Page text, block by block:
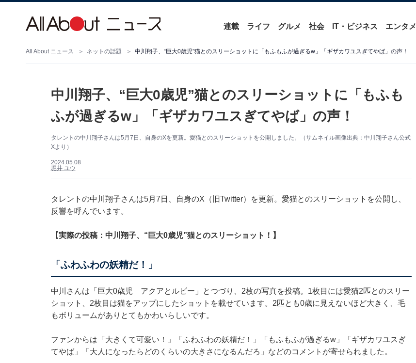
連載 ライフ グルメ 社会 IT・ビジネス エンタメ
All About ニュース ネットの話題 中川翔子、“巨大0歳児”猫とのスリーショットに「もふもふが過ぎるw」「ギザカワユスぎてやば」の声！
中川翔子、“巨大0歳児”猫とのスリーショットに「もふも
ふが過ぎるw」「ギザカワユスぎてやば」の声！
タレントの中川翔子さんは5月7日、自身のXを更新。愛猫とのスリーショットを公開しました。（サムネイル画像出典：中川翔子さん公式
Xより）
2024.05.08
堀井 ユウ
タレントの中川翔子さんは5月7日、自身のX（旧Twitter）を更新。愛猫とのスリーショットを公開し、
反響を呼んでいます。
【実際の投稿：中川翔子、“巨大0歳児”猫とのスリーショット！】
「ふわふわの妖精だ！」
中川さんは「巨大0歳児 アクアとルビー」とつづり、2枚の写真を投稿。1枚目には愛猫2匹とのスリー
ショット、2枚目は猫をアップにしたショットを載せています。2匹とも0歳に見えないほど大きく、毛
もボリュームがありとてもかわいらしいです。
ファンからは「大きくて可愛い！」「ふわふわの妖精だ！」「もふもふが過ぎるw」「ギザカワユスぎ
てやば」「大人になったらどのくらいの大きさになるんだろ」などのコメントが寄せられました。